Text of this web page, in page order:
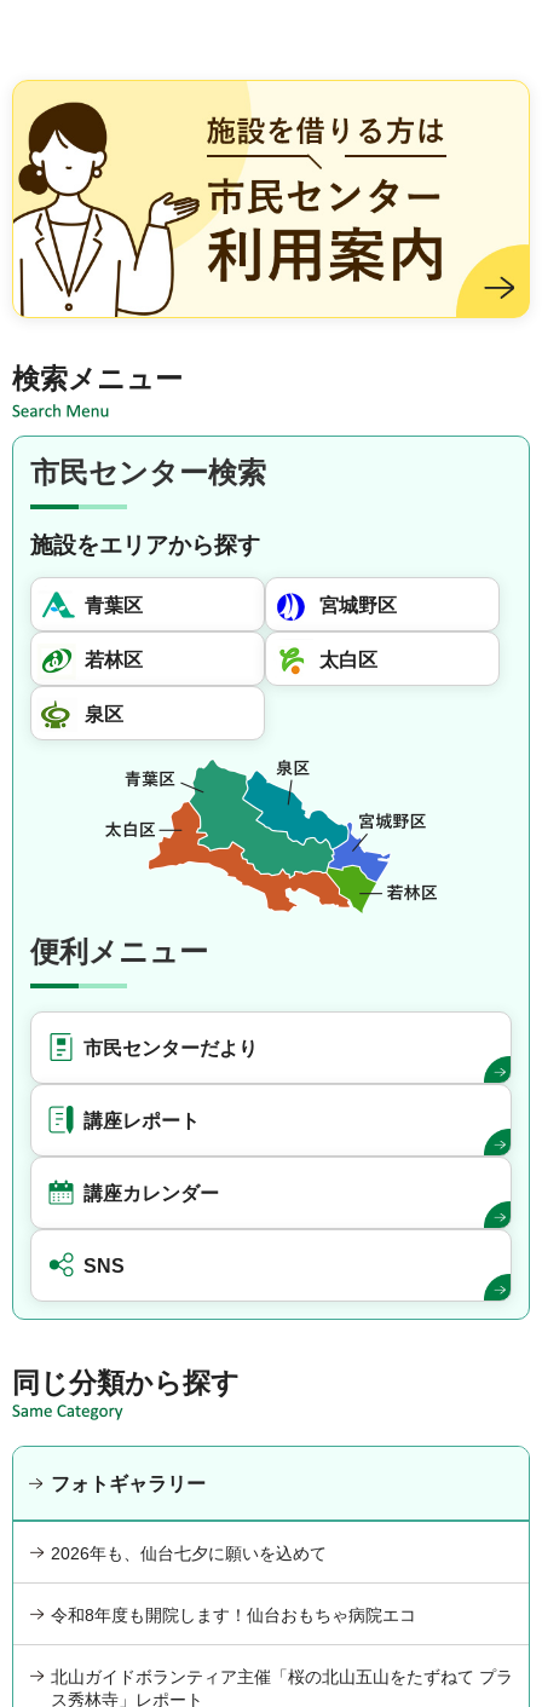
検索メニュー
市民センター検索
施設をエリアから探す
青葉区 宮城野区
若林区 太白区
泉区
便利メニュー
市民センターだより
講座レポート
講座カレンダー
SNS
同じ分類から探す
フォトギャラリー
2026年も、仙台七夕に願いを込めて
令和8年度も開院します！仙台おもちゃ病院エコ
北山ガイドボランティア主催「桜の北山五山をたずねて プラ
ス秀林寺」レポート